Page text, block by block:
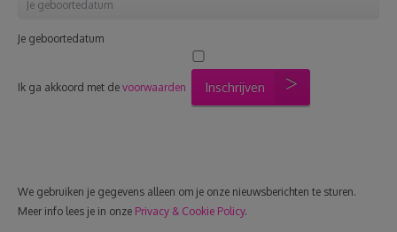
Je geboortedatum
Ik ga akkoord met de voorwaarden Inschrijven
We gebruiken je gegevens alleen om je onze nieuwsberichten te sturen.
Meer info lees je in onze Privacy & Cookie Policy.